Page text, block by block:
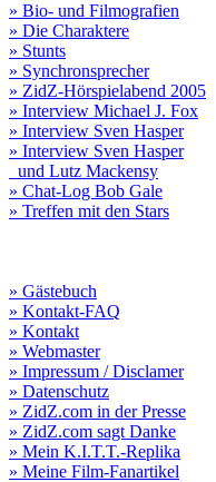
» Bio- und Filmografien
» Die Charaktere
» Stunts
» Synchronsprecher
» ZidZ-Hörspielabend 2005
» Interview Michael J. Fox
» Interview Sven Hasper
» Interview Sven Hasper
und Lutz Mackensy
» Chat-Log Bob Gale
» Treffen mit den Stars
» Gästebuch
» Kontakt-FAQ
» Kontakt
» Webmaster
» Impressum / Disclamer
» Datenschutz
» ZidZ.com in der Presse
» ZidZ.com sagt Danke
» Mein K.I.T.T.-Replika
» Meine Film-Fanartikel